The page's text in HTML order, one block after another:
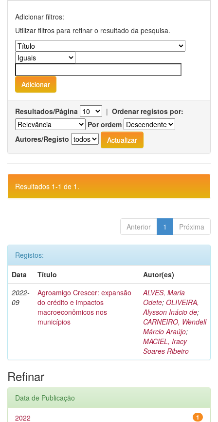
Adicionar filtros:
Utilizar filtros para refinar o resultado da pesquisa.
Resultados/Página | Ordenar registos por:
Por ordem
Autores/Registo
Resultados 1-1 de 1.
Anterior 1 Próxima
Registos:
Data
Título
Autor(es)
2022-
09
Agroamigo Crescer: expansão
do crédito e impactos
macroeconômicos nos
municípios
ALVES, Maria
Odete; OLIVEIRA,
Alysson Inácio de;
CARNEIRO, Wendell
Márcio Araújo;
MACIEL, Iracy
Soares Ribeiro
Refinar
Data de Publicação
1
2022